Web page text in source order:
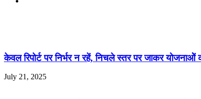
केवल रिपोर्ट पर निर्भर न रहें, निचले स्तर पर जाकर
July 21, 2025